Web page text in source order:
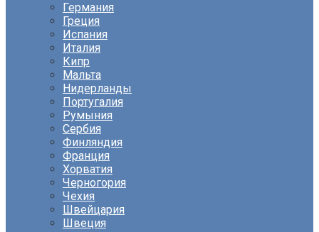
Германия
Греция
Испания
Италия
Кипр
Мальта
Нидерланды
Португалия
Румыния
Сербия
Финляндия
Франция
Хорватия
Черногория
Чехия
Швейцария
Швеция